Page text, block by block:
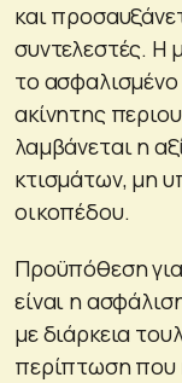
και
συντελεστές. Η
το ασφαλισμένο
ακίνητης
λαμβάνεται η
κτισμάτων, μη
οικοπέδου.
Προϋπόθεση
είναι η
με διάρκεια
περίπτωση που